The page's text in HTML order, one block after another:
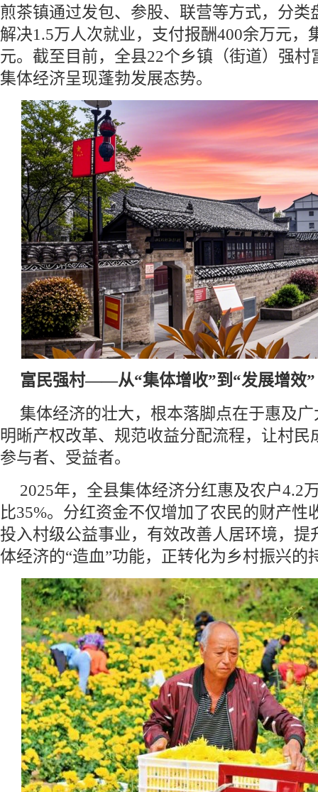
煎茶镇通过发包、参股、联营等方式，分类
解决1.5万人次就业，支付报酬400余万元，
元。截至目前，全县22个乡镇（街道）强
集体经济呈现蓬勃发展态势。
富民强村——从“集体增收”到“发展增效”
集体经济的壮大，根本落脚点在于惠及
明晰产权改革、规范收益分配流程，让村民
参与者、受益者。
2025年，全县集体经济分红惠及农户4.2
比35%。分红资金不仅增加了农民的财产性
投入村级公益事业，有效改善人居环境，提
体经济的“造血”功能，正转化为乡村振兴